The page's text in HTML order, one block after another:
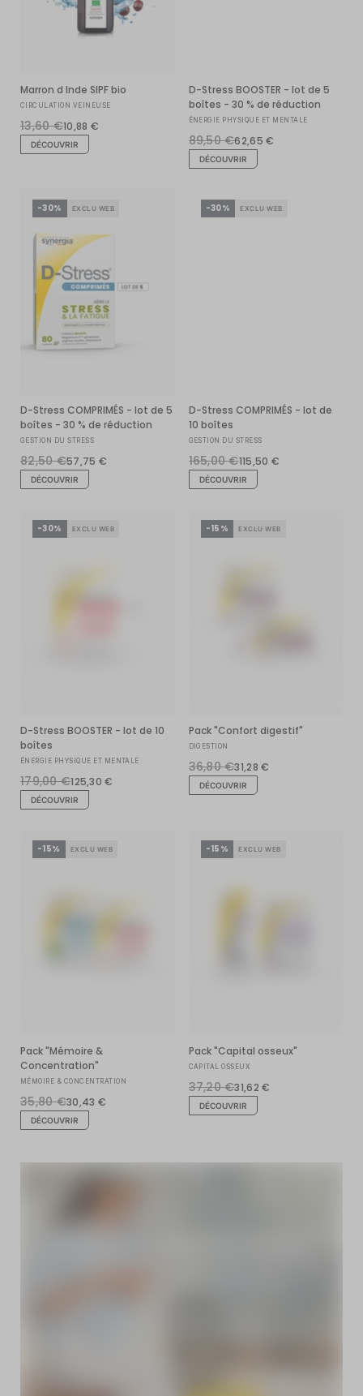
Marron d Inde SIPF bio
CIRCULATION VEINEUSE
13,60 €10,88 €
DÉCOUVRIR
D-Stress BOOSTER - lot de 5
boîtes - 30 % de réduction
ÉNERGIE PHYSIQUE ET MENTALE
89,50 €62,65 €
DÉCOUVRIR
D-Stress COMPRIMÉS - lot de 5
boîtes - 30 % de réduction
GESTION DU STRESS
82,50 €57,75 €
DÉCOUVRIR
-30% EXCLU WEB
D-Stress COMPRIMÉS - lot de
10 boîtes
GESTION DU STRESS
165,00 €115,50 €
DÉCOUVRIR
-30% EXCLU WEB
D-Stress BOOSTER - lot de 10
boîtes
ÉNERGIE PHYSIQUE ET MENTALE
179,00 €125,30 €
DÉCOUVRIR
-30% EXCLU WEB
Pack "Confort digestif"
DIGESTION
36,80 €31,28 €
DÉCOUVRIR
-15% EXCLU WEB
Pack "Mémoire &
Concentration"
MÉMOIRE & CONCENTRATION
35,80 €30,43 €
DÉCOUVRIR
-15% EXCLU WEB
Pack "Capital osseux"
CAPITAL OSSEUX
37,20 €31,62 €
DÉCOUVRIR
-15% EXCLU WEB